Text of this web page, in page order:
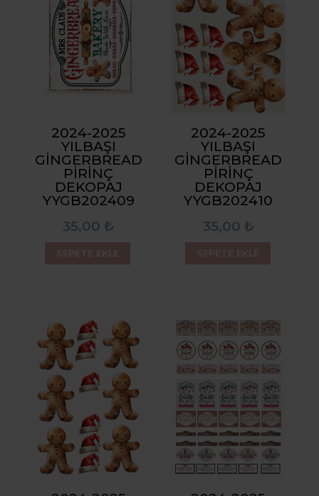
2024-2025
YILBAŞI
GINGERBREAD
PIRINÇ
DEKOPAJ
YYGB202409
35,00 ₺
2024-2025
YILBAŞI
GINGERBREAD
PIRINÇ
DEKOPAJ
YYGB202410
35,00 ₺